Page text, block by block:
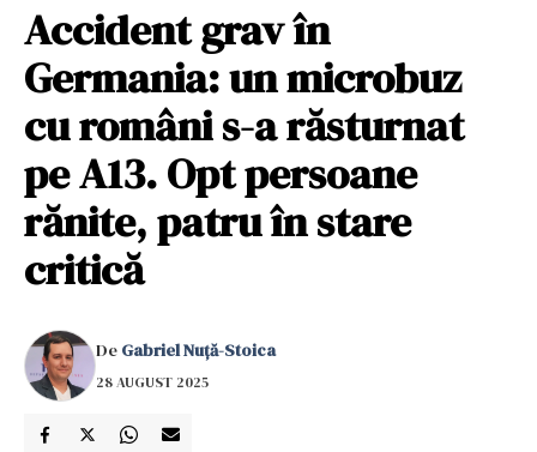
Accident grav în
Germania: un microbuz
cu români s-a răsturnat
pe A13. Opt persoane
rănite, patru în stare
critică
De Gabriel Nuță-Stoica
28 AUGUST 2025